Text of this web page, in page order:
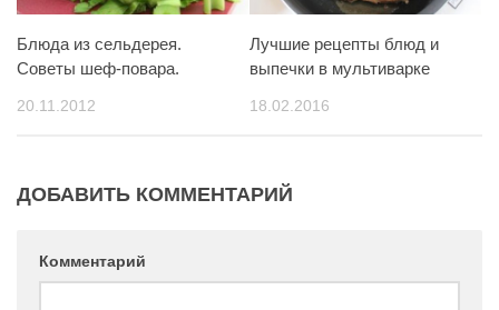
Блюда из сельдерея.
Советы шеф-повара.
20.11.2012
Лучшие рецепты блюд и
выпечки в мультиварке
18.02.2016
ДОБАВИТЬ КОММЕНТАРИЙ
Комментарий